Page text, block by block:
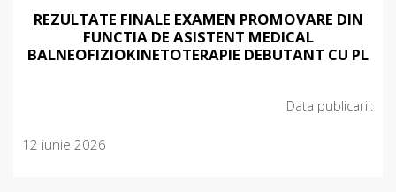
REZULTATE FINALE EXAMEN PROMOVARE DIN
FUNCTIA DE ASISTENT MEDICAL
BALNEOFIZIOKINETOTERAPIE DEBUTANT CU PL
Data publicarii:
12 iunie 2026